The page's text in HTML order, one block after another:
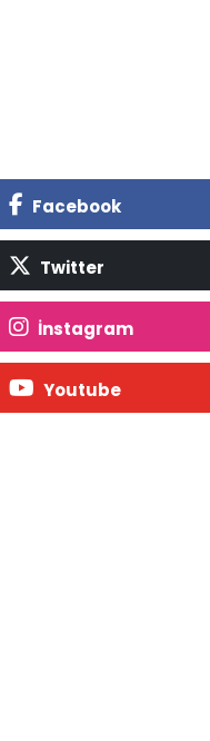
Facebook
Twitter
İnstagram
Youtube